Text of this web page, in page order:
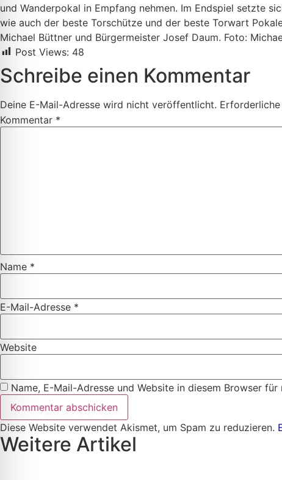
und Wanderpokal in Empfang nehmen. Im Endspiel setzte
wie auch der beste Torschütze und der beste Torwart
Michael Büttner und Bürgermeister Josef Daum. Foto:
Post Views: 48
Schreibe einen Kommentar
Deine E-Mail-Adresse wird nicht veröffentlicht.
Kommentar *
Name *
E-Mail-Adresse *
Website
Name, E-Mail-Adresse und Website in diesem Browser
Diese Website verwendet Akismet, um Spam zu reduzieren.
Weitere Artikel